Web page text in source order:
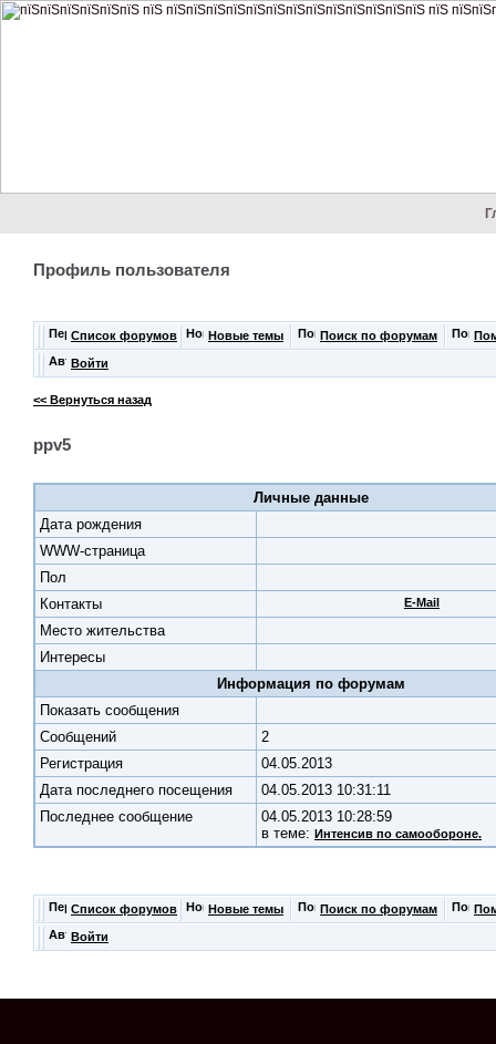
Профиль пользователя
Список форумов Новые темы Поиск по форумам
Войти
<< Вернуться назад
ppv5
Личные данные
Дата рождения
WWW-страница
Пол
Контакты
E-Mail
Место жительства
Интересы
Информация по форумам
Показать сообщения
Cообщений
2
Регистрация
04.05.2013
Дата последнего посещения
04.05.2013 10:31:11
Последнее сообщение
04.05.2013 10:28:59
в теме: Интенсив по самообороне.
Список форумов Новые темы Поиск по форумам
Войти